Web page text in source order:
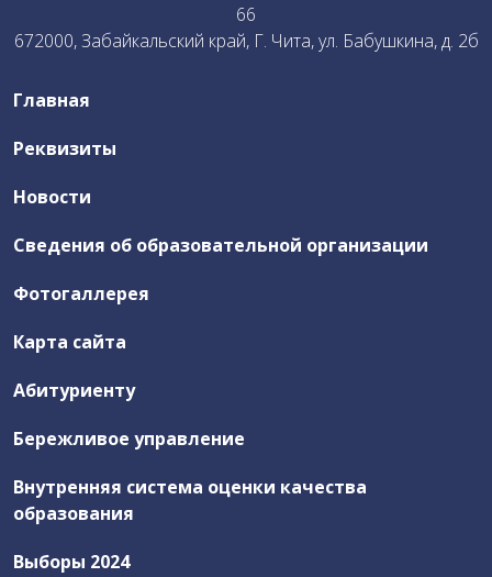
66
672000, Забайкальский край, Г. Чита, ул. Бабушкина, д. 2б
Главная
Реквизиты
Новости
Сведения об образовательной организации
Фотогаллерея
Карта сайта
Абитуриенту
Бережливое управление
Внутренняя система оценки качества
образования
Выборы 2024